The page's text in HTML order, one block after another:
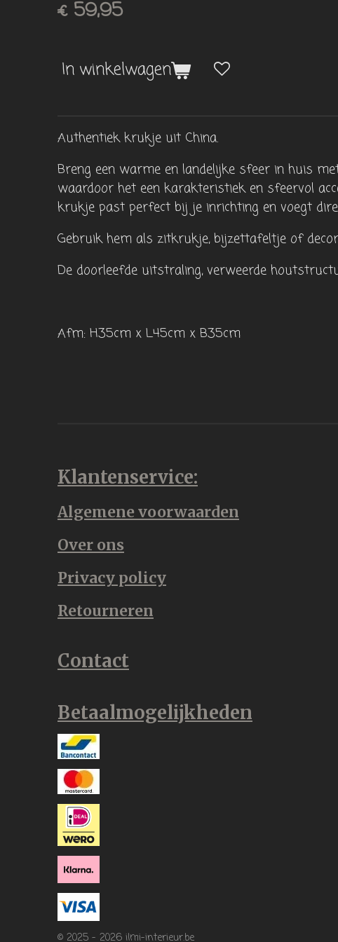
€ 59,95
In winkelwagen
Authentiek krukje uit China.
Breng een warme en landelijke sfeer in huis
waardoor het een karakteristiek en sfeervol
krukje past perfect bij je inrichting en voegt
Gebruik hem als zitkrukje, bijzettafeltje of
De doorleefde uitstraling, verweerde
Afm: H35cm x L45cm x B35cm
Klantenservice:
Algemene voorwaarden
Over ons
Privacy policy
Retourneren
Contact
Betaalmogelijkheden
© 2025 - 2026 ilmi-interieur.be